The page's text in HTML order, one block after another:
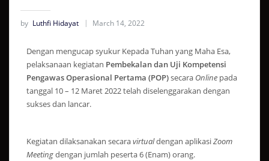
by Luthfi Hidayat March 14, 2022
Dengan mengucap syukur Kepada Tuhan yang Maha Esa,
pelaksanaan kegiatan Pembekalan dan Uji Kompetensi
Pengawas Operasional Pertama (POP)secara Onlinepada
tanggal 10 – 12 Maret 2022 telah diselenggarakan dengan
sukses dan lancar.
Kegiatan dilaksanakan secaravirtualdengan aplikasiZoom
Meetingdengan jumlah peserta 6 (Enam) orang.